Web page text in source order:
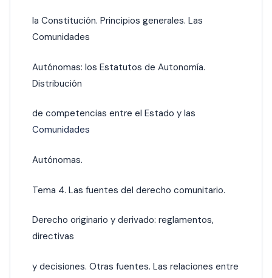
la Constitución. Principios generales. Las
Comunidades
Autónomas: los Estatutos de Autonomía.
Distribución
de competencias entre el Estado y las
Comunidades
Autónomas.
Tema 4. Las fuentes del derecho comunitario.
Derecho originario y derivado: reglamentos,
directivas
y decisiones. Otras fuentes. Las relaciones entre